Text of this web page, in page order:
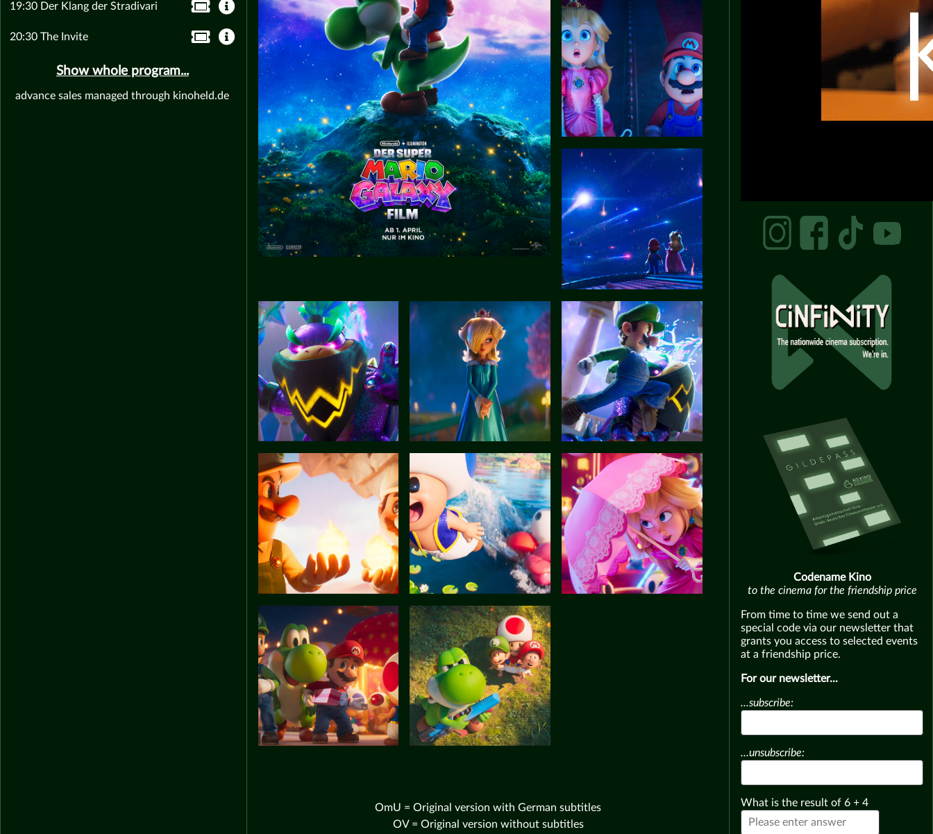
OmU = Original version with German subtitles
OV = Original version without subtitles
19:30 Der Klang der Stradivari
20:30 The Invite
Show whole program...
advance sales managed through kinoheld.de
Codename Kino
to the cinema for the friendship price
From time to time we send out a
special code via our newsletter that
grants you access to selected events
at a friendship price.
For our newsletter...
...subscribe:
...unsubscribe:
What is the result of6 + 4